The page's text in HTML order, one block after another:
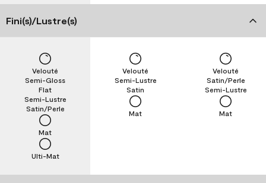
Fini(s)/Lustre(s)
Ulti-Mat
Mat
Satin/Perle
Semi-Lustre
Flat
Semi-Gloss
Velouté
Mat
Satin
Semi-Lustre
Velouté
Mat
Semi-Lustre
Satin/Perle
Velouté